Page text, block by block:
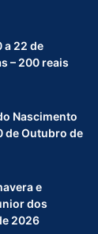
a 22 de
– 200 reais
Nascimento
de Outubro de
e
dos
2026